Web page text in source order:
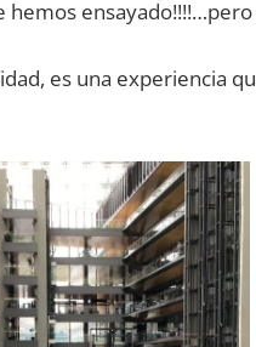
hemos
es una experiencia